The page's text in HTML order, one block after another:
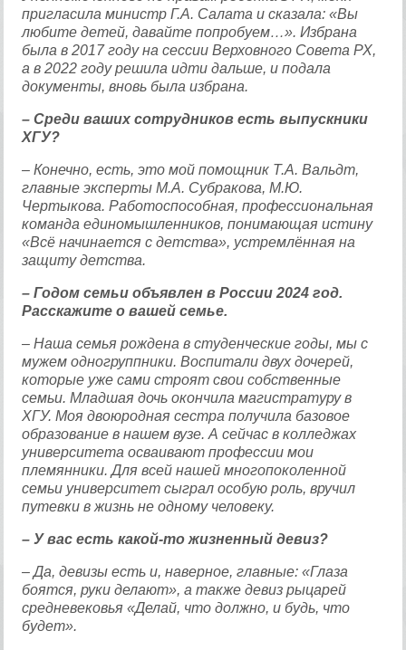
пригласила министр Г.А. Салата и сказала: «Вы
любите детей, давайте попробуем…». Избрана
была в 2017 году на сессии Верховного Совета РХ,
а в 2022 году решила идти дальше, и подала
документы, вновь была избрана.
– Среди ваших сотрудников есть выпускники
ХГУ?
– Конечно, есть, это мой помощник Т.А. Вальдт,
главные эксперты М.А. Субракова, М.Ю.
Чертыкова. Работоспособная, профессиональная
команда единомышленников, понимающая истину
«Всё начинается с детства», устремлённая на
защиту детства.
– Годом семьи объявлен в России 2024 год.
Расскажите о вашей семье.
– Наша семья рождена в студенческие годы, мы с
мужем одногруппники. Воспитали двух дочерей,
которые уже сами строят свои собственные
семьи. Младшая дочь окончила магистратуру в
ХГУ. Моя двоюродная сестра получила базовое
образование в нашем вузе. А сейчас в колледжах
университета осваивают профессии мои
племянники. Для всей нашей многопоколенной
семьи университет сыграл особую роль, вручил
путевки в жизнь не одному человеку.
– У вас есть какой-то жизненный девиз?
– Да, девизы есть и, наверное, главные: «Глаза
боятся, руки делают», а также девиз рыцарей
средневековья «Делай, что должно, и будь, что
будет».